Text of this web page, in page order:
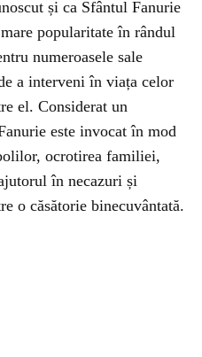
și ca Sfântul Fanurie
popularitate în rândul
numeroasele sale
a interveni în viața celor
el. Considerat un
este invocat în mod
ocrotirea familiei,
în necazuri și
o căsătorie binecuvântată.